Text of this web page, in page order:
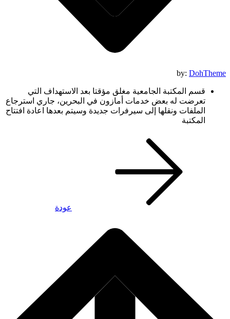
by: DohTheme
قسم المكتبة الجامعية مغلق مؤقتا بعد الاستهداف التي
تعرضت له بعض خدمات أمازون في البحرين، جاري استرجاع
الملفات ونقلها إلى سيرفرات جديدة وسيتم بعدها اعادة افتتاح
المكتبة
عودة